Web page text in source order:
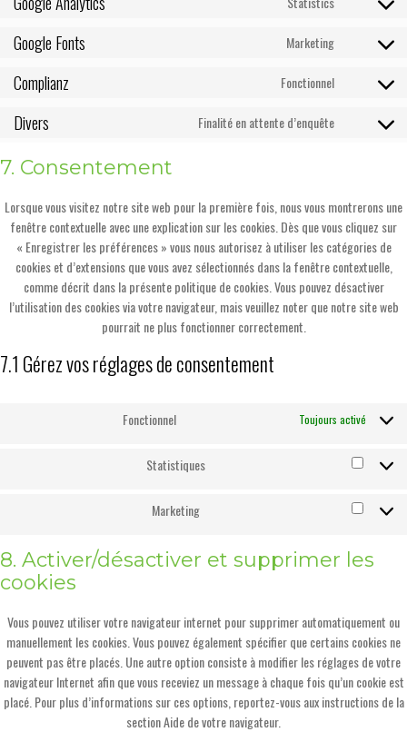
Consent
analytics
Google Fonts Marketing
Consent
Complianz Fonctionnel
Consent
Divers Finalité en attente d’enquête
Consent
7. Consentement
Lorsque vous visitez notre site web pour la première fois, nous vous montrerons une
fenêtre contextuelle avec une explication sur les cookies. Dès que vous cliquez sur
« Enregistrer les préférences » vous nous autorisez à utiliser les catégories de
cookies et d’extensions que vous avez sélectionnés dans la fenêtre contextuelle,
comme décrit dans la présente politique de cookies. Vous pouvez désactiver
l’utilisation des cookies via votre navigateur, mais veuillez noter que notre site web
pourrait ne plus fonctionner correctement.
7.1 Gérez vos réglages de consentement
Fonctionnel Toujours activé
Statistiques
Marketing
8. Activer/désactiver et supprimer les
cookies
Vous pouvez utiliser votre navigateur internet pour supprimer automatiquement ou
manuellement les cookies. Vous pouvez également spécifier que certains cookies ne
peuvent pas être placés. Une autre option consiste à modifier les réglages de votre
navigateur Internet afin que vous receviez un message à chaque fois qu’un cookie est
placé. Pour plus d’informations sur ces options, reportez-vous aux instructions de la
section Aide de votre navigateur.